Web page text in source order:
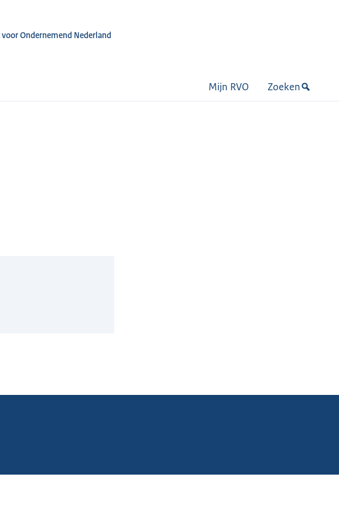
Ondernemend Nederland
Mijn RVO Zoeken